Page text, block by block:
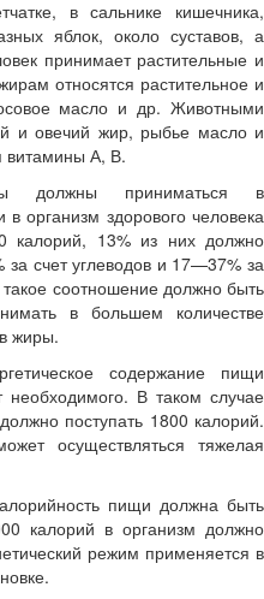
в сальнике кишечника,
яблок, около суставов, а
принимает растительные и
относятся растительное и
масло и др. Животными
и овечий жир, рыбье масло и
витамины А, В.
должны приниматься в
организм здорового человека
калорий, 13% из них должно
за счет углеводов и 17—37% за
соотношение должно быть
в большем количестве
жиры.
содержание пищи
В таком случае
поступать 1800 калорий.
осуществляться тяжелая
пищи должна быть
калорий в организм должно
режим применяется в